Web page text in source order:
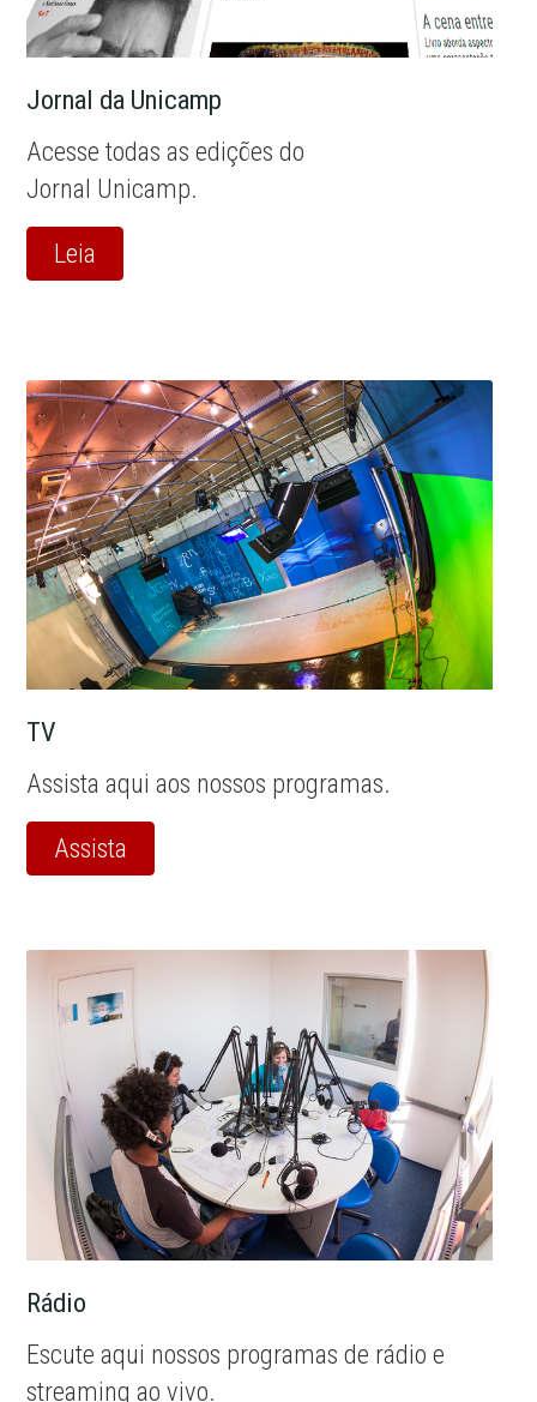
Jornal da Unicamp
Acesse todas as edições do
Jornal Unicamp.
Leia
TV
Assista aqui aos nossos programas.
Assista
Rádio
Escute aqui nossos programas de rádio e
streaming ao vivo.